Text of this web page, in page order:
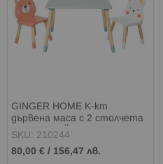
GINGER HOME К-кт
дървена маса с 2 столчета
МЕЧЕ И ЗАЙЧЕ
SKU: 210244
80,00 € / 156,47 лв.